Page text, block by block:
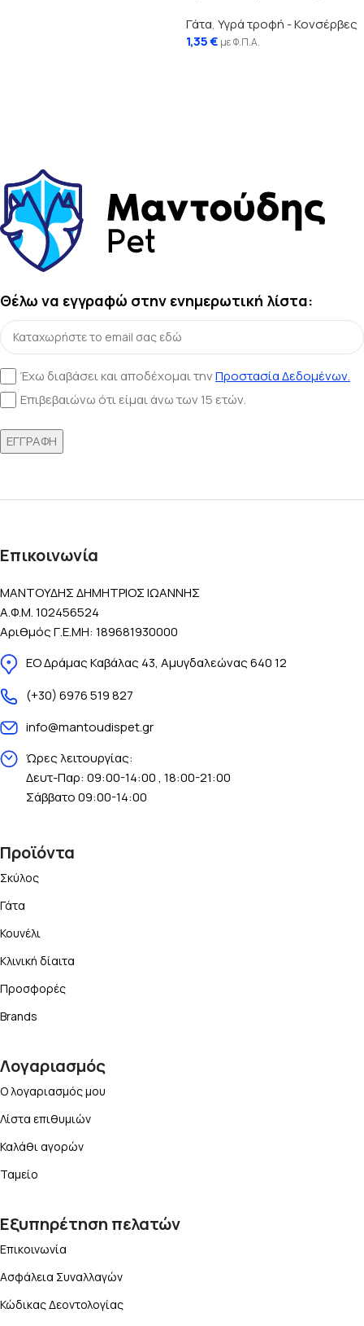
Γάτα, Υγρά τροφή - Κονσέρβες
1,35€ με Φ.Π.Α.
Θέλω να εγγραφώ στην ενημερωτική λίστα:
Έχω διαβάσει και αποδέχομαι τηνΠροστασία Δεδομένων.
Επιβεβαιώνω ότι είμαι άνω των 15 ετών.
Επικοινωνία
ΜΑΝΤΟΥΔΗΣ ΔΗΜΗΤΡΙΟΣ ΙΩΑΝΝΗΣ
Α.Φ.Μ. 102456524
Αριθμός Γ.Ε.ΜΗ: 189681930000
ΕΟ Δράμας Καβάλας 43, Αμυγδαλεώνας 640 12
(+30) 6976 519 827
info@mantoudispet.gr
Ώρες λειτουργίας:
Δευτ-Παρ: 09:00-14:00 , 18:00-21:00
Σάββατο 09:00-14:00
Προϊόντα
Σκύλος
Γάτα
Κουνέλι
Κλινική δίαιτα
Προσφορές
Brands
Λογαριασμός
Ο λογαριασμός μου
Λίστα επιθυμιών
Καλάθι αγορών
Ταμείο
Εξυπηρέτηση πελατών
Επικοινωνία
Ασφάλεια Συναλλαγών
Κώδικας Δεοντολογίας